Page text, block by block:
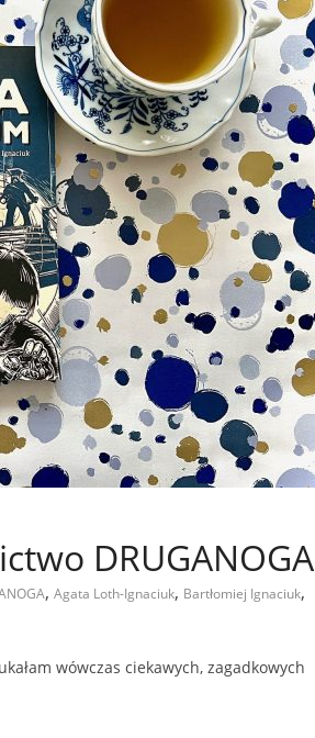
DRUGANOGA
, Agata Loth-Ignaciuk, Bartłomiej Ignaciuk,
wówczas ciekawych, zagadkowych